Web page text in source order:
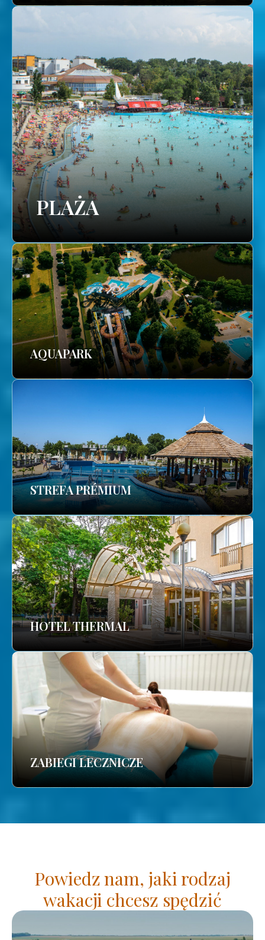
PLAŻA
AQUAPARK
STREFA PRÉMIUM
HOTEL THERMAL
ZABIEGI LECZNICZE
Powiedz nam, jaki rodzaj
wakacji chcesz spędzić